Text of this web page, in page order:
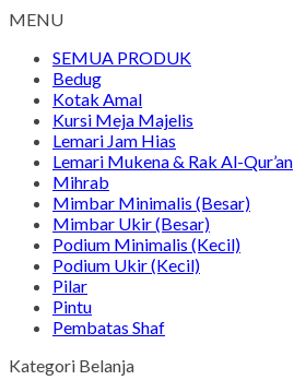
MENU
SEMUA PRODUK
Bedug
Kotak Amal
Kursi Meja Majelis
Lemari Jam Hias
Lemari Mukena & Rak Al-Qur’an
Mihrab
Mimbar Minimalis (Besar)
Mimbar Ukir (Besar)
Podium Minimalis (Kecil)
Podium Ukir (Kecil)
Pilar
Pintu
Pembatas Shaf
Kategori Belanja